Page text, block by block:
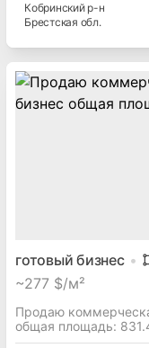
Кобринский р-н
Брестская обл.
готовый бизнес
~277 $/м²
Продаю
общая площадь: